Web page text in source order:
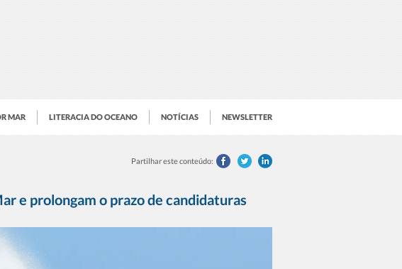
MAR LITERACIA DO OCEANO NOTÍCIAS NEWSLETTER
Partilhar este conteúdo:
e prolongam o prazo de candidaturas